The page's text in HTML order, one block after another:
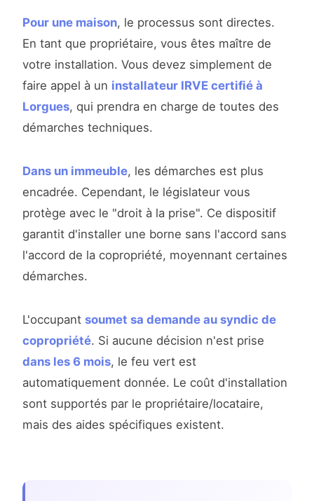
Pour une maison, le processus sont directes.
En tant que propriétaire, vous êtes maître de
votre installation. Vous devez simplement de
faire appel à un installateur IRVE certifié à
Lorgues, qui prendra en charge de toutes des
démarches techniques.
Dans un immeuble, les démarches est plus
encadrée. Cependant, le législateur vous
protège avec le "droit à la prise". Ce dispositif
garantit d'installer une borne sans l'accord sans
l'accord de la copropriété, moyennant certaines
démarches.
L'occupant soumet sa demande au syndic de
copropriété. Si aucune décision n'est prise
dans les 6 mois, le feu vert est
automatiquement donnée. Le coût d'installation
sont supportés par le propriétaire/locataire,
mais des aides spécifiques existent.